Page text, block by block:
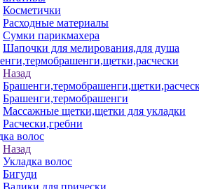
Косметички
Расходные материалы
Сумки парикмахера
Шапочки для мелирования,для душа
Назад
Брашенги,термобрашенги
Массажные щетки,щетки для укладки
Расчески,гребни
волос
Назад
Укладка волос
Бигуди
Валики для прически